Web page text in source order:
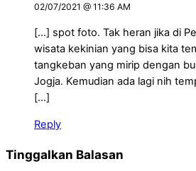
02/07/2021 @ 11:36 AM
[…] spot foto. Tak heran jika di
wisata kekinian yang bisa kita
tangkeban yang mirip dengan
Jogja. Kemudian ada lagi nih
[…]
Reply
Tinggalkan Balasan